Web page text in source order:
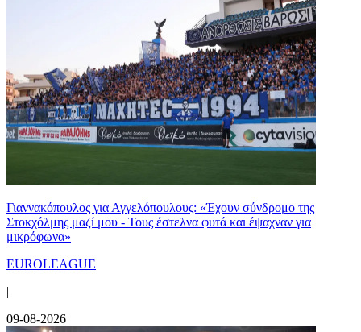
Γιαννακόπουλος για Αγγελόπουλους: «Έχουν σύνδρομο της
Στοκχόλμης μαζί μου - Τους έστελνα φυτά και έψαχναν για
μικρόφωνα»
EUROLEAGUE
|
09-08-2026